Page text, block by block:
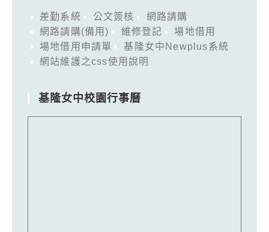
差勤系統 公文簽核
網路請購
網路請購(備用)
維修登記
場地借用
場地借用申請單
基隆女中Newplus系統
網站維護之css使用說明
基隆女中校園行事曆